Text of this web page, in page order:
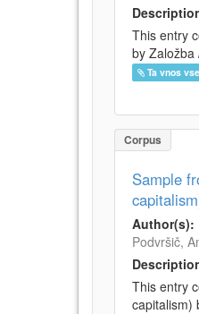
This entry
by Založba
Ta vnos
Corpus
Sample
Author(s):
Podvršič,
This entry
capitalism)